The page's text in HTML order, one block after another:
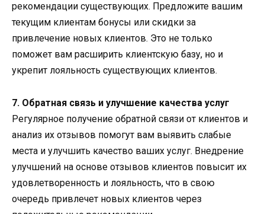
рекомендации существующих. Предложите вашим
текущим клиентам бонусы или скидки за
привлечение новых клиентов. Это не только
поможет вам расширить клиентскую базу, но и
укрепит лояльность существующих клиентов.
7. Обратная связь и улучшение качества услуг
Регулярное получение обратной связи от клиентов и
анализ их отзывов помогут вам выявить слабые
места и улучшить качество ваших услуг. Внедрение
улучшений на основе отзывов клиентов повысит их
удовлетворенность и лояльность, что в свою
очередь привлечет новых клиентов через